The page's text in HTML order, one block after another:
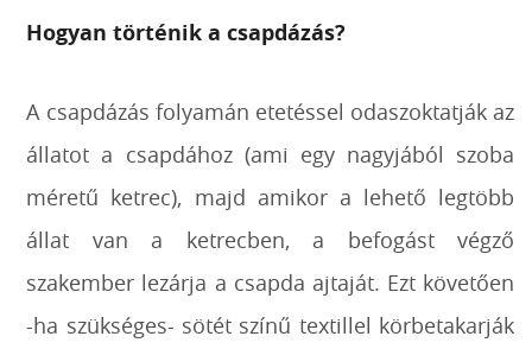
Hogyan történik a csapdázás?
A csapdázás folyamán etetéssel odaszoktatják az
állatot a csapdához (ami egy nagyjából szoba
méretű ketrec), majd amikor a lehető legtöbb
állat van a ketrecben, a befogást végző
szakember lezárja a csapda ajtaját. Ezt követően
-ha szükséges- sötét színű textillel körbetakarják